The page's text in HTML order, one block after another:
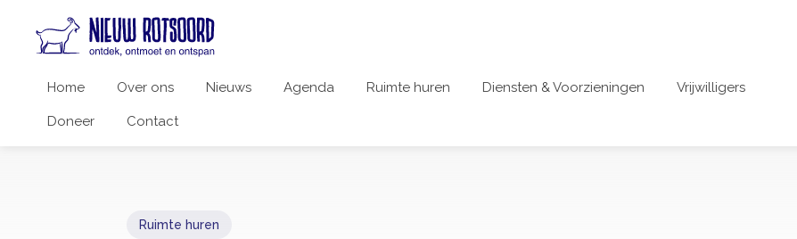
Home Over ons Nieuws Agenda Ruimte huren Diensten & Voorzieningen Vrijwilligers
Doneer Contact
Ruimte huren